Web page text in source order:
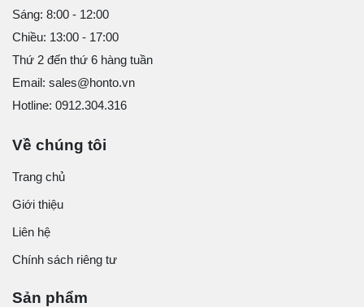
Sáng: 8:00 - 12:00
Chiều: 13:00 - 17:00
Thứ 2 đến thứ 6 hàng tuần
Email: sales@honto.vn
Hotline: 0912.304.316
Về chúng tôi
Trang chủ
Giới thiệu
Liên hệ
Chính sách riêng tư
Sản phẩm